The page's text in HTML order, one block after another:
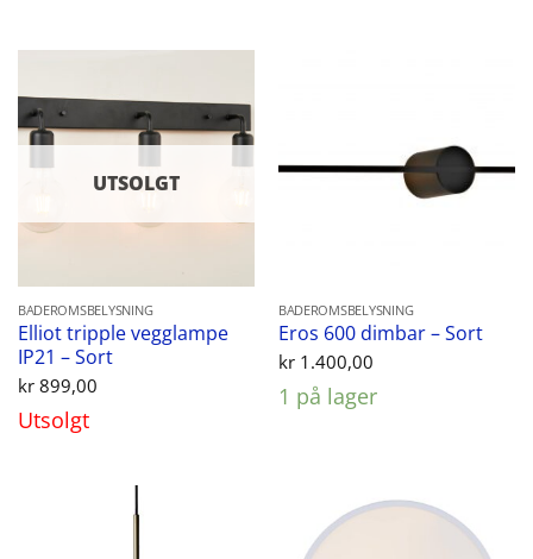
UTSOLGT
BADEROMSBELYSNING
Elliot tripple vegglampe
IP21 – Sort
kr899,00
Utsolgt
BADEROMSBELYSNING
Eros 600 dimbar – Sort
kr1.400,00
1 på lager